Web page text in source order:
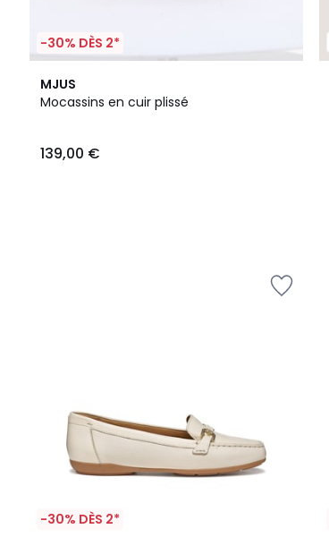
-30% DÈS 2*
MJUS
Mocassins en cuir plissé
139,00 €
-30% DÈS 2*